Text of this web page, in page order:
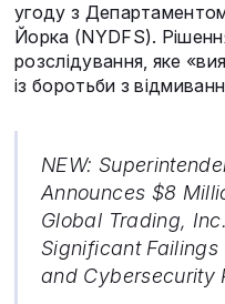
угоду з
Йорка (NYDFS).
розслідування, яке
із боротьби з
NEW:
Announces $8
Global Trading,
Significant
and Cybersecurity